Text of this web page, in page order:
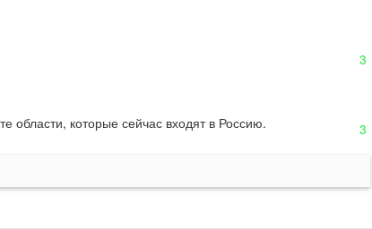
3
области, которые сейчас входят в Россию. 3